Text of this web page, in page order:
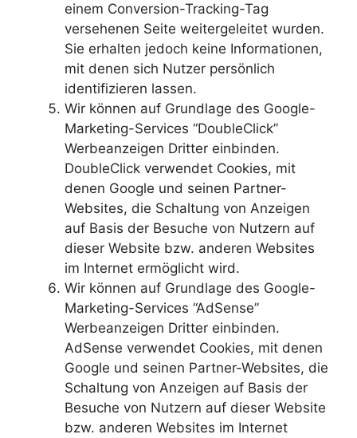
einem Conversion-Tracking-Tag
versehenen Seite weitergeleitet wurden.
Sie erhalten jedoch keine Informationen,
mit denen sich Nutzer persönlich
identifizieren lassen.
Wir können auf Grundlage des Google-
Marketing-Services “DoubleClick”
Werbeanzeigen Dritter einbinden.
DoubleClick verwendet Cookies, mit
denen Google und seinen Partner-
Websites, die Schaltung von Anzeigen
auf Basis der Besuche von Nutzern auf
dieser Website bzw. anderen Websites
im Internet ermöglicht wird.
Wir können auf Grundlage des Google-
Marketing-Services “AdSense”
Werbeanzeigen Dritter einbinden.
AdSense verwendet Cookies, mit denen
Google und seinen Partner-Websites, die
Schaltung von Anzeigen auf Basis der
Besuche von Nutzern auf dieser Website
bzw. anderen Websites im Internet